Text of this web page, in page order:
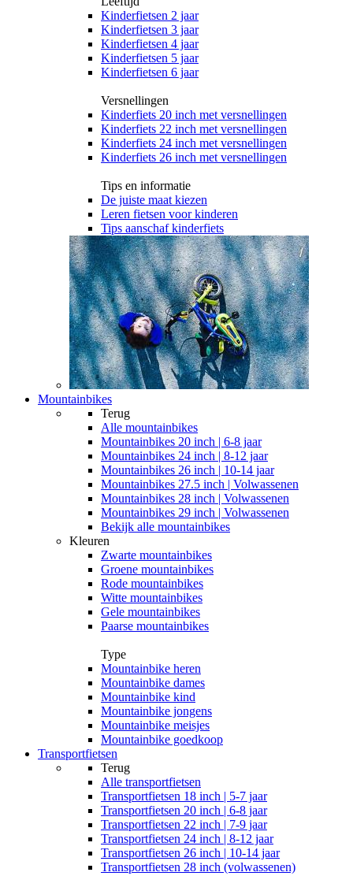
Kinderfietsen 2 jaar
Kinderfietsen 3 jaar
Kinderfietsen 4 jaar
Kinderfietsen 5 jaar
Kinderfietsen 6 jaar
Versnellingen
Kinderfiets 20 inch met versnellingen
Kinderfiets 22 inch met versnellingen
Kinderfiets 24 inch met versnellingen
Kinderfiets 26 inch met versnellingen
Tips en informatie
De juiste maat kiezen
Leren fietsen voor kinderen
Tips aanschaf kinderfiets
Mountainbikes
Terug
Alle mountainbikes
Mountainbikes 20 inch | 6-8 jaar
Mountainbikes 24 inch | 8-12 jaar
Mountainbikes 26 inch | 10-14 jaar
Mountainbikes 27.5 inch | Volwassenen
Mountainbikes 28 inch | Volwassenen
Mountainbikes 29 inch | Volwassenen
Bekijk alle mountainbikes
Kleuren
Zwarte mountainbikes
Groene mountainbikes
Rode mountainbikes
Witte mountainbikes
Gele mountainbikes
Paarse mountainbikes
Type
Mountainbike heren
Mountainbike dames
Mountainbike kind
Mountainbike jongens
Mountainbike meisjes
Mountainbike goedkoop
Transportfietsen
Terug
Alle transportfietsen
Transportfietsen 18 inch | 5-7 jaar
Transportfietsen 20 inch | 6-8 jaar
Transportfietsen 22 inch | 7-9 jaar
Transportfietsen 24 inch | 8-12 jaar
Transportfietsen 26 inch | 10-14 jaar
Transportfietsen 28 inch (volwassenen)